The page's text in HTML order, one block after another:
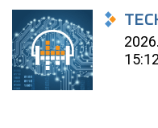
15:12